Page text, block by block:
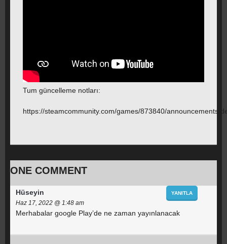
Tum güncelleme notları:
https://steamcommunity.com/games/873840/announcements/
ONE COMMENT
Hüseyin
Haz 17, 2022 @ 1:48 am
Merhabalar google Play’de ne zaman yayınlanacak
YANITLA